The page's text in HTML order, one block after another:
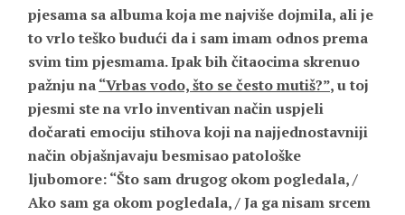
pjesama sa albuma koja me najviše dojmila, ali je
to vrlo teško budući da i sam imam odnos prema
svim tim pjesmama. Ipak bih čitaocima skrenuo
pažnju na“Vrbas vodo, što se često mutiš?”, u toj
pjesmi ste na vrlo inventivan način uspjeli
dočarati emociju stihova koji na najjednostavniji
način objašnjavaju besmisao patološke
ljubomore: “Što sam drugog okom pogledala, /
Ako sam ga okom pogledala, / Ja ga nisam srcem